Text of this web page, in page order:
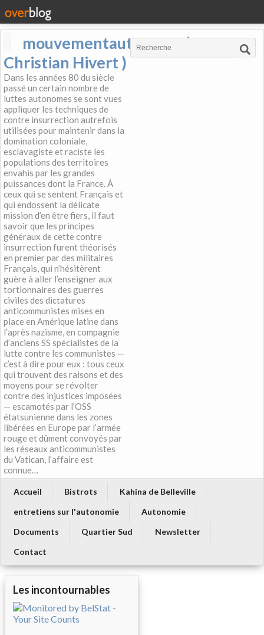
mouvementautonome (
Christian Hivert )
Dans les années 80 du siècle
passé un certain nombre de
luttes autonomes se sont vues
appliquer les techniques de
contre insurrection autrefois
utilisées pour maintenir dans la
domination coloniale,
esclavagiste et raciste les
populations des territoires
envahis par les grandes
puissances dont la France. À
ceux qui se sentent Français et
qui endossent la délicate
mission d’en être fiers, il faut
savoir que les principes
généraux de cette contre
insurrection furent théorisés
en premier par des militaires
Français, qui n’hésitèrent
guère à aller l’enseigner aux
tortionnaires des guerres
civiles des dictatures
anticommunistes mises en
place en Amérique latine dans
l’après nazisme, en compagnie
d’anciens SS spécialistes de la
lutte contre les communistes —
c’est à dire pour eux : tous ceux
qui trouvent des raisons et des
moyens pour se révolter
contre des injustices imposées
— escamotés par l’OSS
étatsunienne dans les zones
libérées en Europe par l’armée
rouge et dûment convoyés par
les réseaux anticommunistes
du Vatican, l’affaire est
connue…
Accueil Bistrots
Kahina de Belleville
entretiens sur l'autonomie
Autonomie
Documents
Quartier Sud
Newsletter
Contact
Les incontournables